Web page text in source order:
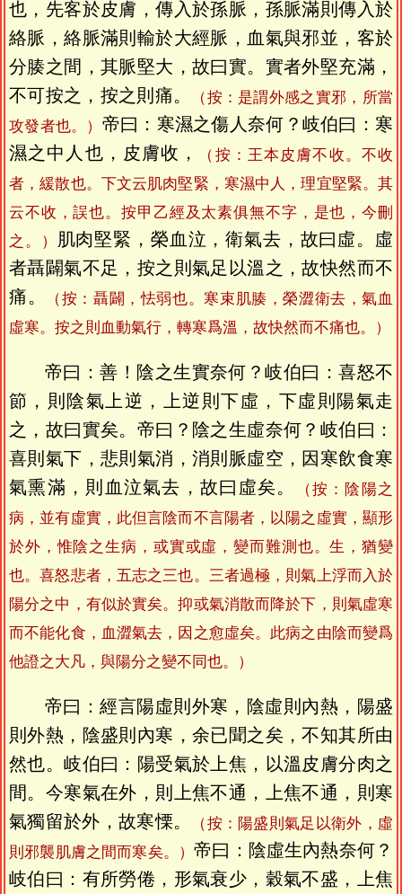
也，先客於皮膚，傳入於孫脈，孫脈滿則傳入於
絡脈，絡脈滿則輸於大經脈，血氣與邪並，客於
分腠之間，其脈堅大，故曰實。實者外堅充滿，
不可按之，按之則痛。
（按：是謂外感之實邪，所當
攻發者也。） 帝曰：寒濕之傷人奈何？岐伯曰：寒
濕之中人也，皮膚收，
（按：王本皮膚不收。不收
者，緩散也。下文云肌肉堅緊，寒濕中人，理宜堅緊。其
云不收，誤也。按甲乙經及太素俱無不字，是也，今刪
之。）
肌肉堅緊，榮血泣，衛氣去，故曰虛。虛
者聶闢氣不足，按之則氣足以溫之，故快然而不
痛。
（按：聶闢，怯弱也。寒束肌腠，榮澀衛去，氣血
虛寒。按之則血動氣行，轉寒爲溫，故快然而不痛也。）
帝曰：善！陰之生實奈何？岐伯曰：喜怒不
節，則陰氣上逆，上逆則下虛，下虛則陽氣走
之，故曰實矣。帝曰？陰之生虛奈何？岐伯曰：
喜則氣下，悲則氣消，消則脈虛空，因寒飲食寒
氣熏滿，則血泣氣去，故曰虛矣。
（按：陰陽之
病，並有虛實，此但言陰而不言陽者，以陽之虛實，顯形
於外，惟陰之生病，或實或虛，變而難測也。生，猶變
也。喜怒悲者，五志之三也。三者過極，則氣上浮而入於
陽分之中，有似於實矣。抑或氣消散而降於下，則氣虛寒
而不能化食，血澀氣去，因之愈虛矣。此病之由陰而變爲
他證之大凡，與陽分之變不同也。）
帝曰：經言陽虛則外寒，陰虛則內熱，陽盛
則外熱，陰盛則內寒，余已聞之矣，不知其所由
然也。岐伯曰：陽受氣於上焦，以溫皮膚分肉之
間。今寒氣在外，則上焦不通，上焦不通，則寒
氣獨留於外，故寒慄。
（按：陽盛則氣足以衛外，虛
則邪襲肌膚之間而寒矣。）帝曰：陰虛生內熱奈何？
岐伯曰：有所勞倦，形氣衰少，穀氣不盛，上焦